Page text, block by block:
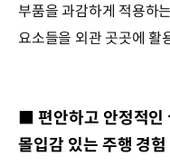
부품을 과감하게 적용하
요소들을 외관 곳곳에 활
■ 편안하고 안정적인
몰입감 있는 주행 경험